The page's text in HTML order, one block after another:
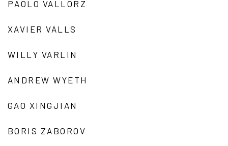
PAOLO VALLORZ
XAVIER VALLS
WILLY VARLIN
ANDREW WYETH
GAO XINGJIAN
BORIS ZABOROV